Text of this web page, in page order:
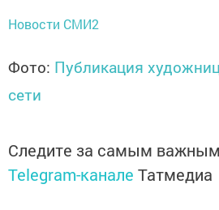
Новости СМИ2
Фото: Публикация
сети
Следите за самым
Telegram-канале Татмедиа